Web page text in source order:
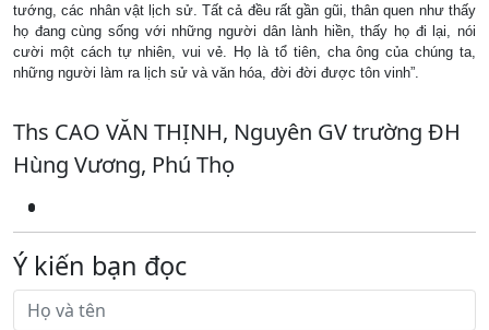
tướng, các nhân vật lịch sử. Tất cả đều rất gần gũi, thân quen như thấy
họ đang cùng sống với những người dân lành hiền, thấy họ đi lại, nói
cười một cách tự nhiên, vui vẻ. Họ là tổ tiên, cha ông của chúng ta,
những người làm ra lịch sử và văn hóa, đời đời được tôn vinh”.
Ths CAO VĂN THỊNH, Nguyên GV trường ĐH
Hùng Vương, Phú Thọ
Ý kiến bạn đọc